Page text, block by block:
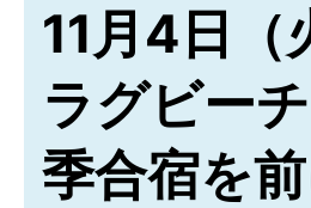
11月4日（
ラグビー
季合宿を